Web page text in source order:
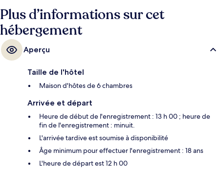
Plus d’informations sur cet
hébergement
Aperçu
Taille de l'hôtel
Maison d'hôtes de 6 chambres
Arrivée et départ
Heure de début de l'enregistrement : 13 h 00 ; heure de
fin de l'enregistrement : minuit.
L'arrivée tardive est soumise à disponibilité
Âge minimum pour effectuer l'enregistrement : 18 ans
L'heure de départ est 12 h 00